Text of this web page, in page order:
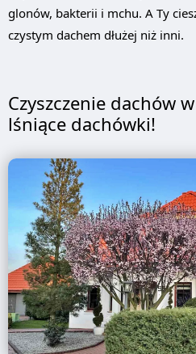
glonów, bakterii i mchu. A Ty
czystym dachem dłużej niż inni.
Czyszczenie dachów
lśniące dachówki!